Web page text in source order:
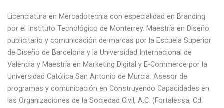
Licenciatura en Mercadotecnia con especialidad en Branding
por el Instituto Tecnológico de Monterrey. Maestría en Diseño
publicitario y comunicación de marcas por la Escuela Superior
de Diseño de Barcelona y la Universidad Internacional de
Valencia y Maestría en Marketing Digital y E-Commerce por la
Universidad Católica San Antonio de Murcia. Asesor de
programas y comunicación en Construyendo Capacidades en
las Organizaciones de la Sociedad Civil, A.C. (Fortalessa, Cd.